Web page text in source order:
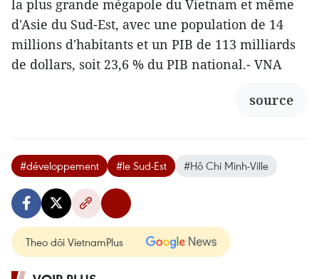
la plus grande mégapole du Vietnam et même
d'Asie du Sud-Est, avec une population de 14
millions d'habitants et un PIB de 113 milliards
de dollars, soit 23,6 % du PIB national.- VNA
source
#développement #le Sud-Est #Hô Chi Minh-Ville
Theo dõi VietnamPlus